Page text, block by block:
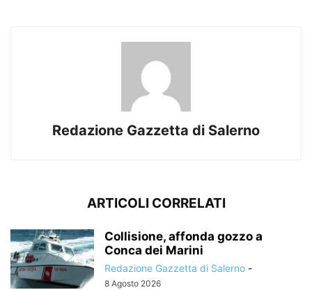
Redazione Gazzetta di Salerno
ARTICOLI CORRELATI
Collisione, affonda gozzo a
Conca dei Marini
Redazione Gazzetta di Salerno -
8 Agosto 2026